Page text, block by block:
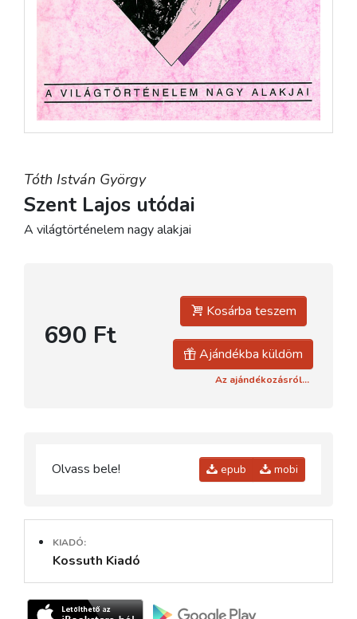
Tóth István György
Szent Lajos utódai
A világtörténelem nagy alakjai
690 Ft
Kosárba teszem
Ajándékba küldöm
Az ajándékozásról...
Olvass bele! epub mobi
KIADÓ:
Kossuth Kiadó